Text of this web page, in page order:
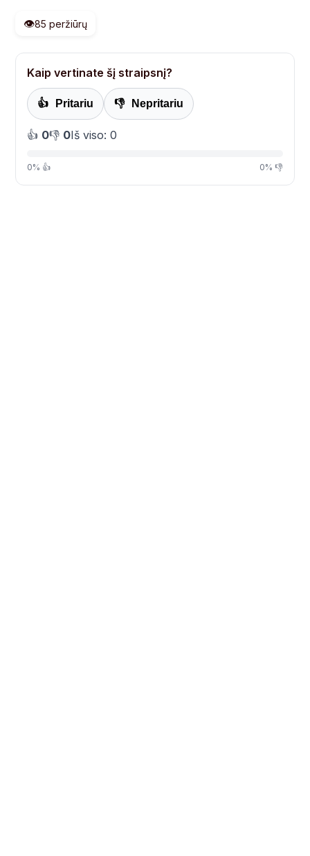
👁️85 peržiūrų
Kaip vertinate šį straipsnį?
👍 Pritariu 👎 Nepritariu
👍 0👎 0Iš viso: 0
0% 👍 0% 👎